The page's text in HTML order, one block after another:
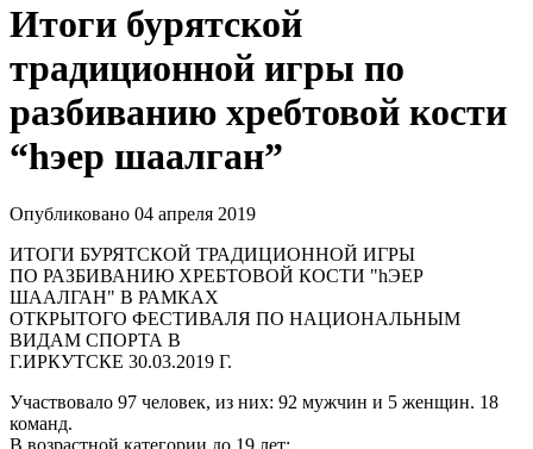
Итоги бурятской
традиционной игры по
разбиванию хребтовой кости
“hэер шаалган”
Опубликовано 04 апреля 2019
ИТОГИ БУРЯТСКОЙ ТРАДИЦИОННОЙ ИГРЫ
ПО РАЗБИВАНИЮ ХРЕБТОВОЙ КОСТИ "hЭЕР
ШААЛГАН" В РАМКАХ
ОТКРЫТОГО ФЕСТИВАЛЯ ПО НАЦИОНАЛЬНЫМ
ВИДАМ СПОРТА В
Г.ИРКУТСКЕ 30.03.2019 Г.
Участвовало 97 человек, из них: 92 мужчин и 5 женщин. 18
команд.
В возрастной категории до 19 лет: